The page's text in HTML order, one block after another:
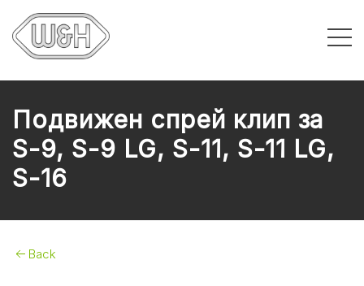
Подвижен спрей клип за
S-9, S-9 LG, S-11, S-11 LG,
S-16
Back